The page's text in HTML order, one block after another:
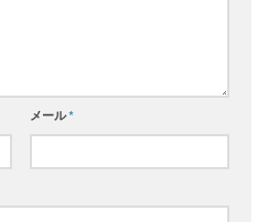
メール*